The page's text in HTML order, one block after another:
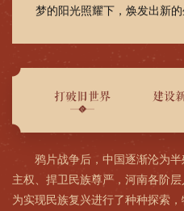
梦的阳光照耀下，焕发出新的
打破旧世界 建设
鸦片战争后，中国逐渐沦为
主权、捍卫民族尊严，河南各阶
为实现民族复兴进行了种种探索